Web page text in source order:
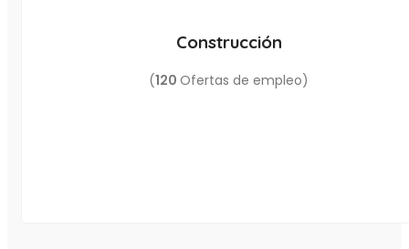
Construcción
(120Ofertas de empleo)